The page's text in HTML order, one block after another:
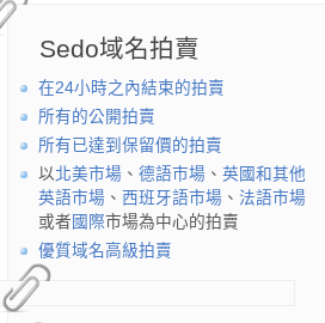
Sedo域名拍賣
在24小時之內結束的拍賣
所有的公開拍賣
所有已達到保留價的拍賣
以北美市場 、 德語市場 、 英國和其他
英語市場 、 西班牙語市場 、 法語市場
或者 國際市場為中心的拍賣
優質域名高級拍賣